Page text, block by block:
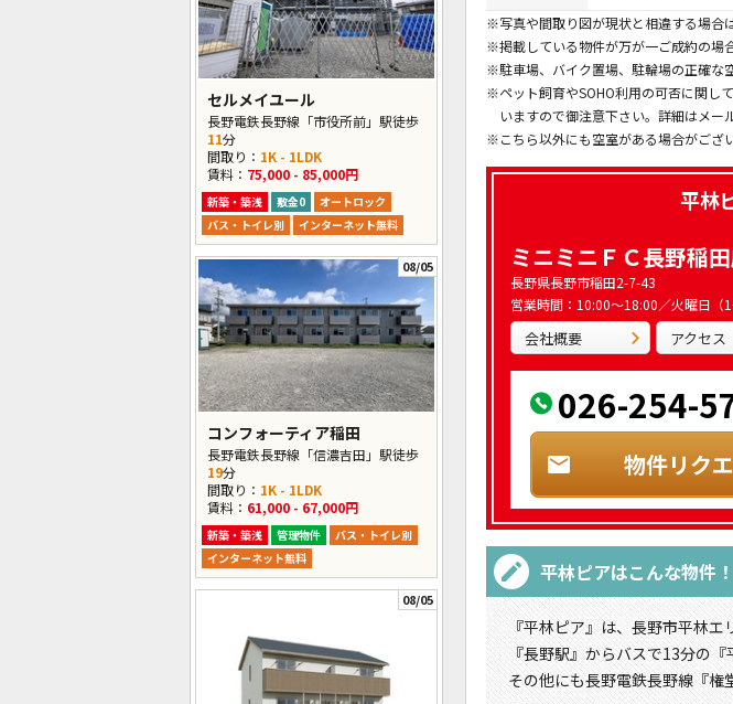
セルメイユール
長野電鉄長野線「市役所前」駅徒歩
11分
間取り： 1K - 1LDK
賃料： 75,000 - 85,000円
新築・築浅 敷金0
オートロック
バス・トイレ別
インターネット無料
08/05
コンフォーティア稲田
長野電鉄長野線「信濃吉田」駅徒歩
19分
間取り： 1K - 1LDK
賃料： 61,000 - 67,000円
新築・築浅 管理物件
バス・トイレ別
インターネット無料
08/05
※写真や間取り図が現状と相違する場合
※掲載している物件が万が一ご成約の場
※駐車場、バイク置場、駐輪場の正確な
※ペット飼育やSOHO利用の可否に関し
いますので御注意下さい。詳細はメー
※こちら以外にも空室がある場合がござ
平林
ミニミニＦＣ長野稲
長野県長野市稲田2-7-43
営業時間：10:00～18:00／火曜日（1
会社概要 アクセス
026-254-
物件リク
平林ピアはこんな物件！
『平林ピア』は、長野市平林
『長野駅』からバスで13分の『
その他にも長野電鉄長野線『